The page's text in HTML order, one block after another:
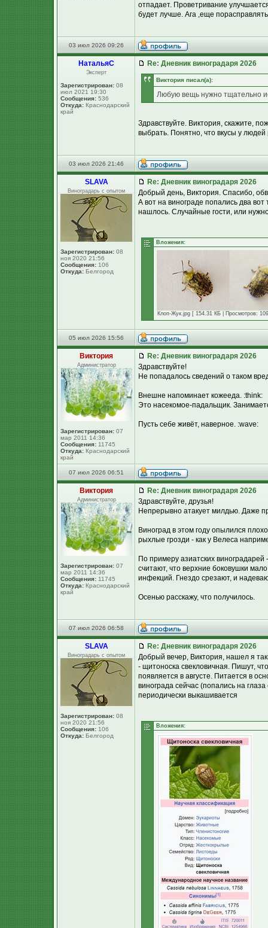
отпадает. Проветривание
будет лучше. Ага ,еще
03 июл 2026 09:26
НатальяС
Эксперт
Зарегистрирован: 08
июл 2021 19:30
Сообщения: 536
Откуда: Краснодарский
край
Re: Дневник виноградаря 2026
Виктория писал(а):
Любую вещь нужно тщательно
Здравствуйте. Виктория, скажите,
выбрать. Понятно, что вкусы у
03 июл 2026 21:46
SLAVA
Виноградарь с опытом
Зарегистрирован: 08
ноя 2020 21:56
Сообщения: 106
Откуда: Белгород
Re: Дневник виноградаря 2026
Добрый день, Виктория. Спасибо,
А вот на винограде попались два вот
нашлось. Случайные гости, или
Вложения:
Клоп-Жук.jpg [ 154.31 КБ | Просмотров:
05 июл 2026 15:56
Виктория
Администратор
Зарегистрирован: 07
мар 2011 14:36
Сообщения: 11745
Откуда: Краснодарский
край
Re: Дневник виноградаря 2026
Здравствуйте!
Не попадалось сведений о таком
Внешне напоминает кожееда. :think:
Это насекомое-падальщик.
Пусть себе живёт, наверное. :wave:
07 июл 2026 06:51
Виктория
Администратор
Зарегистрирован: 07
мар 2011 14:36
Сообщения: 11745
Откуда: Краснодарский
край
Re: Дневник виноградаря 2026
Здравствуйте, друзья!
Непрерывно атакует милдью. Даже
Виноград в этом году опылился
рыхлые грозди - как у Велеса
По примеру азиатских
считают, что верхние боковушки
инфекций. Гнездо срезают, и
Осенью расскажу, что получилось.
07 июл 2026 06:58
SLAVA
Виноградарь с опытом
Зарегистрирован: 08
ноя 2020 21:56
Сообщения: 106
Откуда: Белгород
Re: Дневник виноградаря 2026
Добрый вечер, Виктория, нашел я
- щитоноска свекловичная. Пишут,
появляется в августе. Питается в
винограда сейчас (попались на
периодически выкашивается
Вложения: